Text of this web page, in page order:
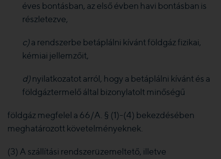
éves bontásban, az első évben havi bontásban is
részletezve,
c)a rendszerbe betáplálni kívánt földgáz fizikai,
kémiai jellemzőit,
d)nyilatkozatot arról, hogy a betáplálni kívánt és a
földgáztermelő által bizonylatolt minőségű
földgáz megfelel a 66/A. § (1)-(4) bekezdésében
meghatározott követelményeknek.
(3) A szállítási rendszerüzemeltető, illetve